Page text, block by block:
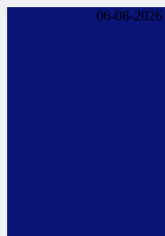
2026-08-06